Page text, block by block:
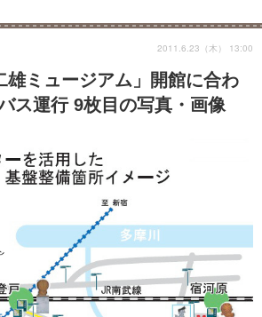
雄ミュージアム」開館に合わ
ス運行 9枚目の写真・画像
2011.6.23（木） 13:00